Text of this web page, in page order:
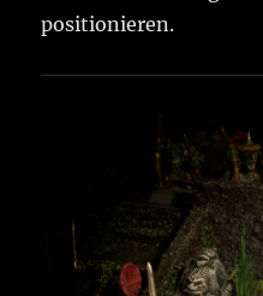
positionieren.